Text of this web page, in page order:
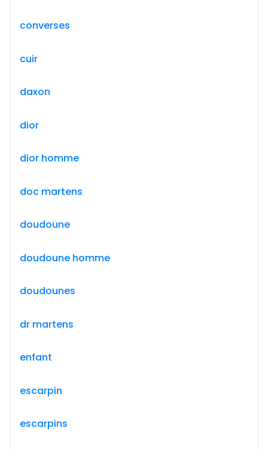
converses
cuir
daxon
dior
dior homme
doc martens
doudoune
doudoune homme
doudounes
dr martens
enfant
escarpin
escarpins